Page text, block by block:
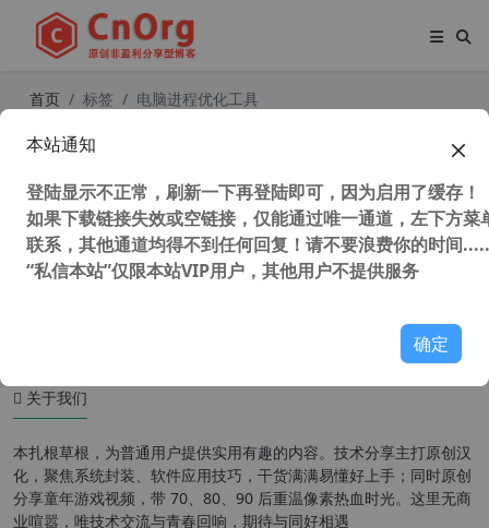
首页 标签 电脑进程优化工具
关于我们
本扎根草根，为普通用户提供实用有趣的内容。技术分享主打原创汉
化，聚焦系统封装、软件应用技巧，干货满满易懂好上手；同时原创
分享童年游戏视频，带 70、80、90 后重温像素热血时光。这里无商
业喧嚣，唯技术交流与青春回响，期待与同好相遇
本站通知
登陆显示不正常，刷新一下再登陆即可，因为启用了缓存！
如果下载链接失效或空链接，仅能通过唯一通道，左下方菜
联系，其他通道均得不到任何回复！请不要浪费你的时间
“私信本站”仅限本站VIP用户，其他用户不提供服务
确定